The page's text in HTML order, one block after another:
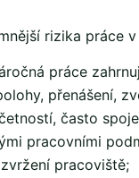
rizika práce
práce
přenášení,
často
pracovními
pracoviště;